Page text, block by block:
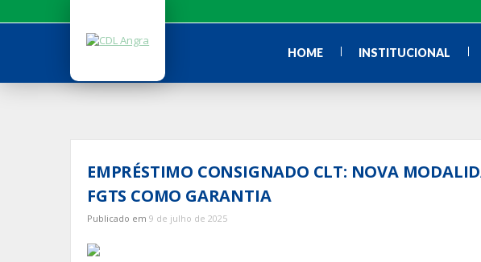
para
HOME INSTITUCIONAL
EMPRÉSTIMO CONSIGNADO CLT: NOVA
FGTS COMO GARANTIA
Publicado em 9 de julho de 2025